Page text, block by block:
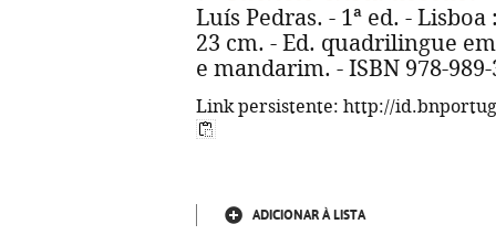
Luís Pedras. - 1ª ed. -
23 cm. - Ed. quadrilingue
e mandarim. - ISBN 978-989-
Link persistente: http://
ADICIONAR À LISTA